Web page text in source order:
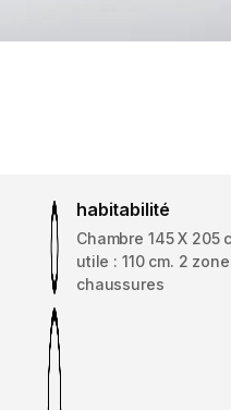
habitabilité
Chambre 145 X 205
utile : 110 cm. 2
chaussures